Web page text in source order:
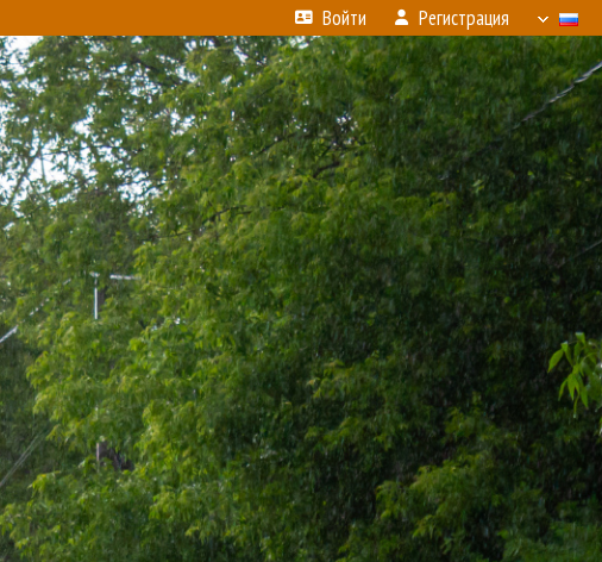
Войти Регистрация